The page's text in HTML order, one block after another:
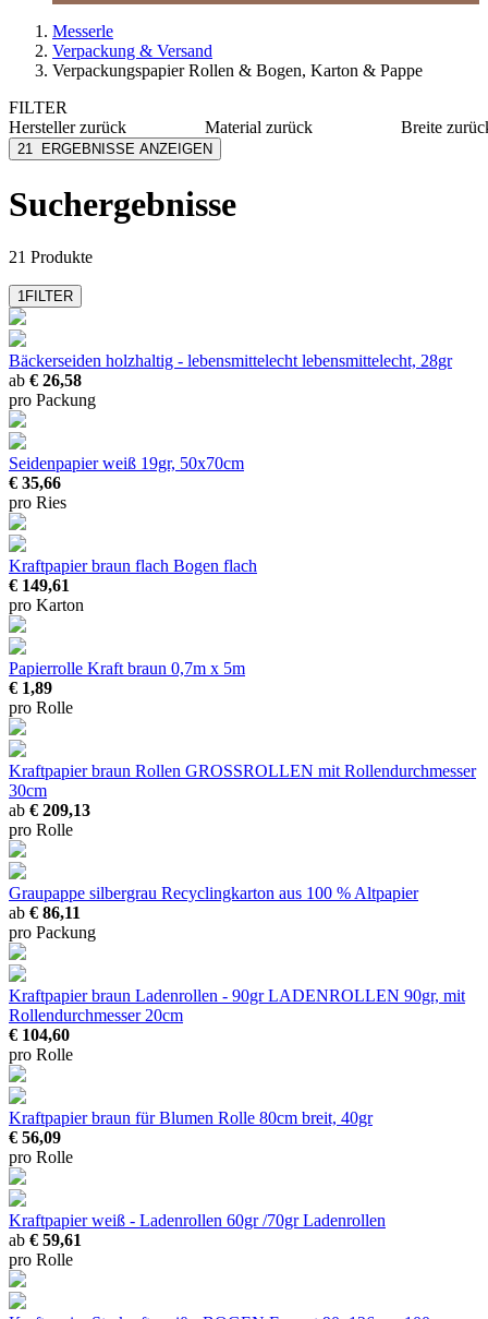
Messerle
Verpackung & Versand
Verpackungspapier Rollen & Bogen, Karton & Pappe
FILTER
Herstellerzurück
EU-RO
MESSERLE
Pfleiderer
mehr anzeigen
Material zurück
Recyclingpapier
Breite
21 ERGEBNISSE ANZEIGEN
Suchergebnisse
21 Produkte
1FILTER
Bäckerseiden holzhaltig - lebensmittelecht lebensmittelecht, 28gr
ab € 26,58
pro Packung
Seidenpapierweiß 19gr, 50x70cm
€ 35,66
pro Ries
Kraftpapier braun flach Bogen flach
€ 149,61
pro Karton
Papierrolle Kraft braun 0,7m x 5m
€ 1,89
pro Rolle
Kraftpapier braun Rollen GROSSROLLEN mit Rollendurchmesser
30cm
ab € 209,13
pro Rolle
Graupappe silbergrau Recyclingkarton aus 100 % Altpapier
ab € 86,11
pro Packung
Kraftpapier braun Ladenrollen - 90grLADENROLLEN 90gr, mit
Rollendurchmesser 20cm
€ 104,60
pro Rolle
Kraftpapier braun für Blumen Rolle 80cm breit, 40gr
€ 56,09
pro Rolle
Kraftpapier weiß - Ladenrollen 60gr /70grLadenrollen
ab € 59,61
pro Rolle